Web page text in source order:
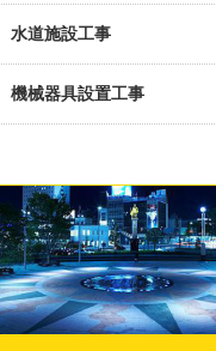
水道施設工事
機械器具設置工事